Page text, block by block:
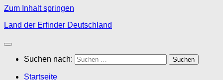
Zum Inhalt springen
Land der Erfinder Deutschland
Suchen nach:
Startseite